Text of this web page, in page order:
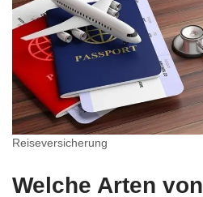
Reiseversicherung
Welche Arten von